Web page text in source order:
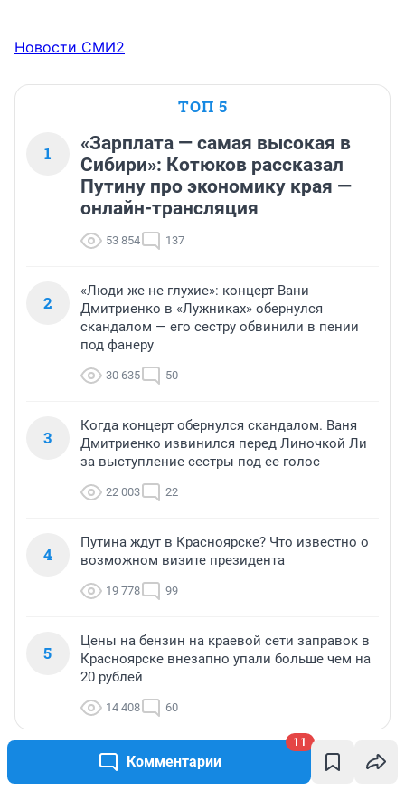
Комментарии
11
Новости СМИ2
ТОП 5
1
«Зарплата — самая высокая в
Сибири»: Котюков рассказал
Путину про экономику края —
онлайн-трансляция
53 854 137
2
«Люди же не глухие»: концерт Вани
Дмитриенко в «Лужниках» обернулся
скандалом — его сестру обвинили в пении
под фанеру
30 635 50
3
Когда концерт обернулся скандалом. Ваня
Дмитриенко извинился перед Линочкой Ли
за выступление сестры под ее голос
22 003 22
4
Путина ждут в Красноярске? Что известно о
возможном визите президента
19 778 99
5
Цены на бензин на краевой сети заправок в
Красноярске внезапно упали больше чем на
20 рублей
14 408 60
МНЕНИЕ